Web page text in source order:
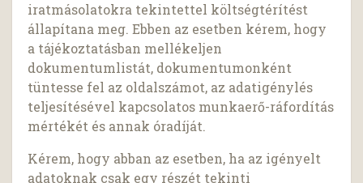
iratmásolatokra tekintettel költségtérítést
állapítana meg. Ebben az esetben kérem, hogy
a tájékoztatásban mellékeljen
dokumentumlistát, dokumentumonként
tüntesse fel az oldalszámot, az adatigénylés
teljesítésével kapcsolatos munkaerő-ráfordítás
mértékét és annak óradíját.
Kérem, hogy abban az esetben, ha az igényelt
adatoknak csak egy részét tekinti